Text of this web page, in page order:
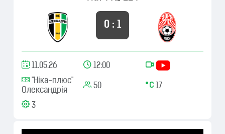
0 : 1
11.05.26
12:00
"Ніка-плюс"
Олександрія
50 17
3